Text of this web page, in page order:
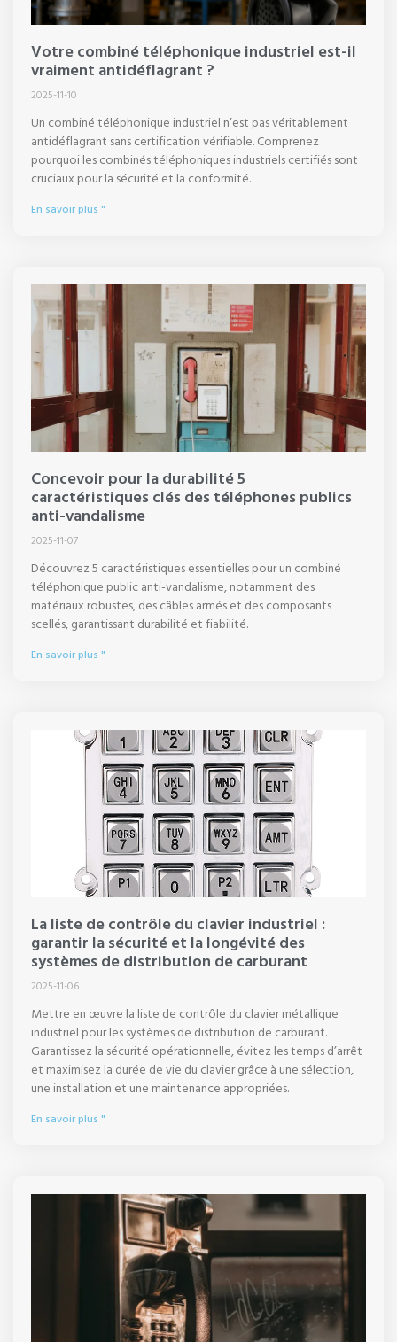
Votre combiné téléphonique industriel est-il
vraiment antidéflagrant ?
2025-11-10
Un combiné téléphonique industriel n’est pas véritablement
antidéflagrant sans certification vérifiable. Comprenez
pourquoi les combinés téléphoniques industriels certifiés sont
cruciaux pour la sécurité et la conformité.
En savoir plus "
Concevoir pour la durabilité 5
caractéristiques clés des téléphones publics
anti-vandalisme
2025-11-07
Découvrez 5 caractéristiques essentielles pour un combiné
téléphonique public anti-vandalisme, notamment des
matériaux robustes, des câbles armés et des composants
scellés, garantissant durabilité et fiabilité.
En savoir plus "
La liste de contrôle du clavier industriel :
garantir la sécurité et la longévité des
systèmes de distribution de carburant
2025-11-06
Mettre en œuvre la liste de contrôle du clavier métallique
industriel pour les systèmes de distribution de carburant.
Garantissez la sécurité opérationnelle, évitez les temps d’arrêt
et maximisez la durée de vie du clavier grâce à une sélection,
une installation et une maintenance appropriées.
En savoir plus "